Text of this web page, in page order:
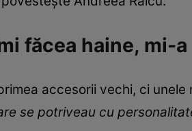
făcea haine, mi-
accesorii vechi, ci
se potriveau cu